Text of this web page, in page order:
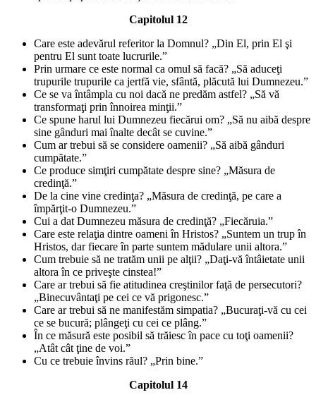
Capitolul 12
Care este adevărul referitor la Domnul? „Din El, prin El şi
pentru El sunt toate lucrurile.”
Prin urmare ce este normal ca omul să facă? „Să aduceţi
trupurile trupurile ca jertfă vie, sfântă, plăcută lui Dumnezeu.”
Ce se va întâmpla cu noi dacă ne predăm astfel? „Să vă
transformaţi prin înnoirea minţii.”
Ce spune harul lui Dumnezeu fiecărui om? „Să nu aibă despre
sine gânduri mai înalte decât se cuvine.”
Cum ar trebui să se considere oamenii? „Să aibă gânduri
cumpătate.”
Ce produce simţiri cumpătate despre sine? „Măsura de
credinţă.”
De la cine vine credinţa? „Măsura de credinţă, pe care a
împărţit-o Dumnezeu.”
Cui a dat Dumnezeu măsura de credinţă? „Fiecăruia.”
Care este relaţia dintre oameni în Hristos? „Suntem un trup în
Hristos, dar fiecare în parte suntem mădulare unii altora.”
Cum trebuie să ne tratăm unii pe alţii? „Daţi-vă întâietate unii
altora în ce priveşte cinstea!”
Care ar trebui să fie atitudinea creştinilor faţă de persecutori?
„Binecuvântaţi pe cei ce vă prigonesc.”
Care ar trebui să ne manifestăm simpatia? „Bucuraţi-vă cu cei
ce se bucură; plângeţi cu cei ce plâng.”
În ce măsură este posibil să trăiesc în pace cu toţi oamenii?
„Atât cât ţine de voi.”
Cu ce trebuie învins răul? „Prin bine.”
Capitolul 14